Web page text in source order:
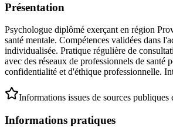
Présentation
Psychologue diplômé exerçant en région
santé mentale. Compétences validées dans
individualisée. Pratique régulière de
avec des réseaux de professionnels de
confidentialité et d'éthique professionnelle.
Informations issues de sources
Informations pratiques